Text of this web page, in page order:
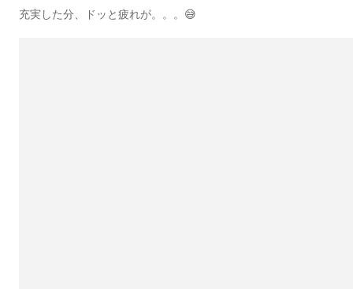
充実した分、ドッと疲れが。。。😅